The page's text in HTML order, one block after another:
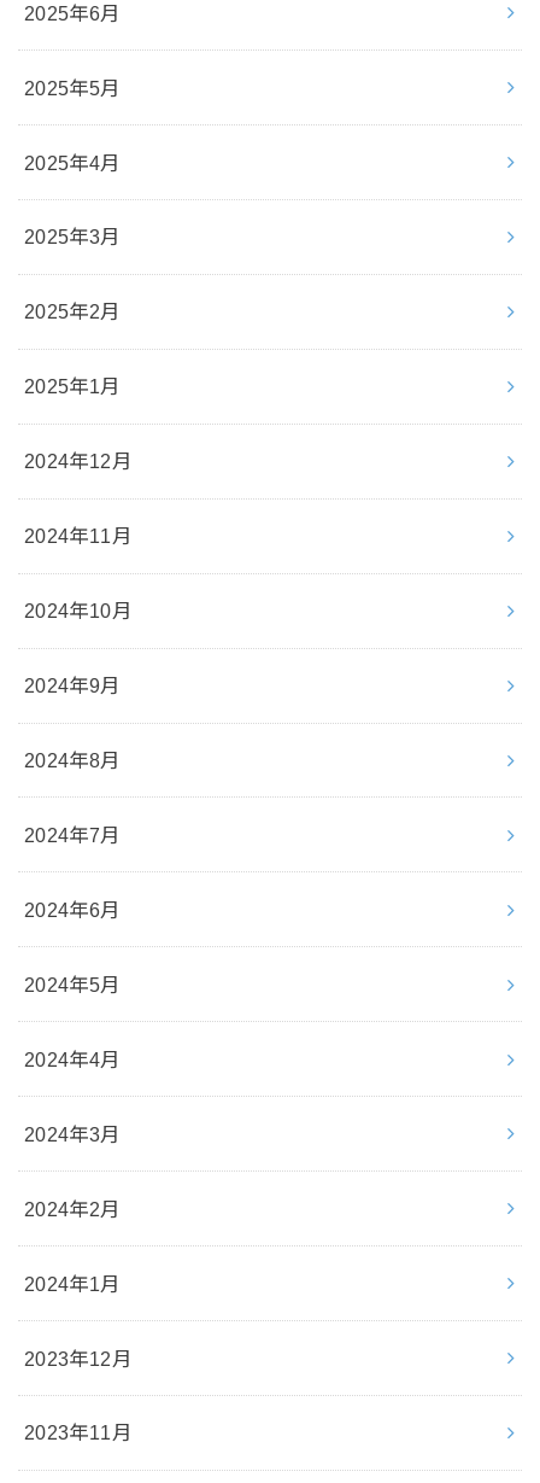
2025年6月
2025年5月
2025年4月
2025年3月
2025年2月
2025年1月
2024年12月
2024年11月
2024年10月
2024年9月
2024年8月
2024年7月
2024年6月
2024年5月
2024年4月
2024年3月
2024年2月
2024年1月
2023年12月
2023年11月